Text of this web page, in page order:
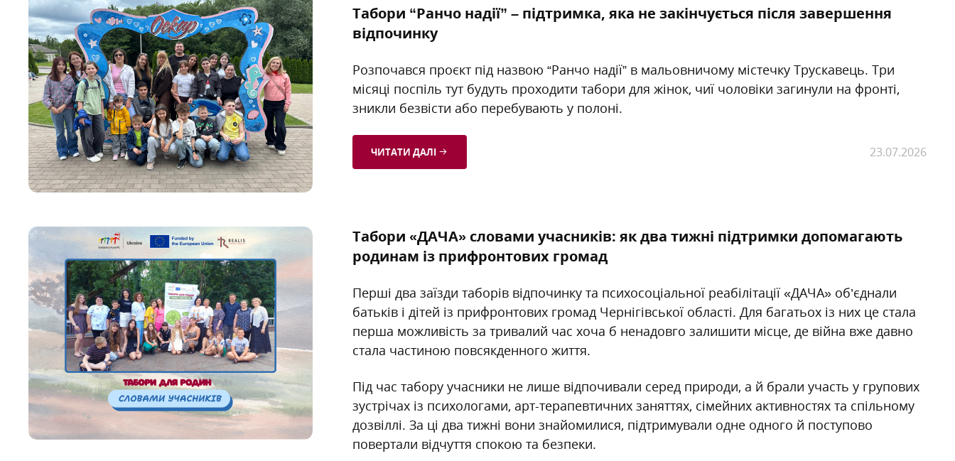
Табори “Ранчо надії” – підтримка, яка не закінчується після завершення
відпочинку
Розпочався проєкт під назвою “Ранчо надії” в мальовничому містечку Трускавець. Три
місяці поспіль тут будуть проходити табори для жінок, чиї чоловіки загинули на фронті,
зникли безвісти або перебувають у полоні.
ЧИТАТИ ДАЛІ 23.07.2026
Табори «ДАЧА» словами учасників: як два тижні підтримки допомагають
родинам із прифронтових громад
Перші два заїзди таборів відпочинку та психосоціальної реабілітації «ДАЧА» об’єднали
батьків і дітей із прифронтових громад Чернігівської області. Для багатьох із них це стала
перша можливість за тривалий час хоча б ненадовго залишити місце, де війна вже давно
стала частиною повсякденного життя.
Під час табору учасники не лише відпочивали серед природи, а й брали участь у групових
зустрічах із психологами, арт-терапевтичних заняттях, сімейних активностях та спільному
дозвіллі. За ці два тижні вони знайомилися, підтримували одне одного й поступово
повертали відчуття спокою та безпеки.